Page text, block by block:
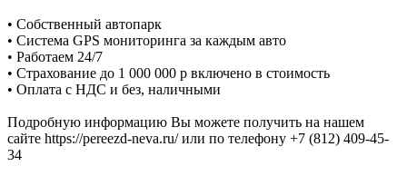
• Собственный автопарк
• Cистема GPS мониторинга за каждым авто
• Работаем 24/7
• Cтрахование до 1 000 000 р включено в стоимость
• Оплата с НДС и без, наличными
Подробную информацию Вы можете получить на нашем
сайте https://pereezd-neva.ru/ или по телефону +7 (812) 409-45-
34